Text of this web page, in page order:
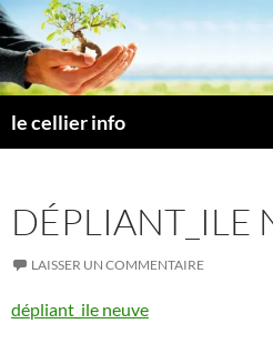
Aller
au
contenu
le cellier info
DÉPLIANT_ILE
LAISSER UN COMMENTAIRE
dépliant_ile neuve